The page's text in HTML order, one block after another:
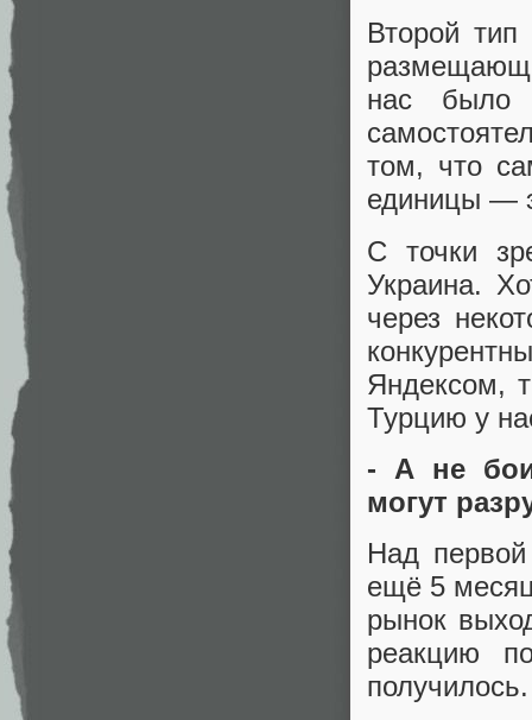
Второй тип
нас было
том, что
единицы —
С точки
Украина.
через
Яндексом,
Турцию у
- А не
могут
Над
ещё 5
рынок
реакцию